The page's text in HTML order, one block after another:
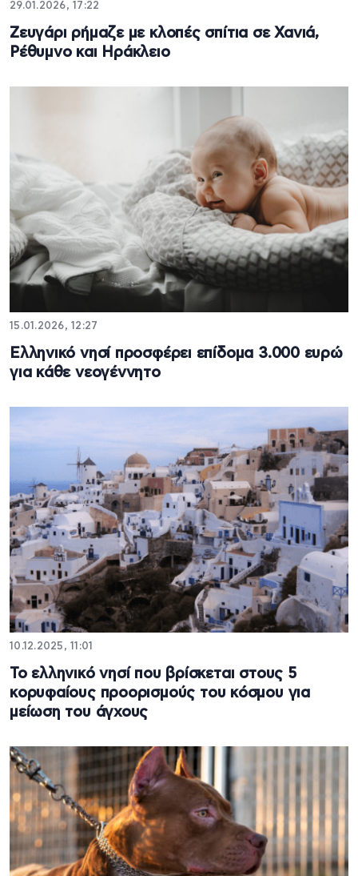
29.01.2026, 17:22
Ζευγάρι ρήμαζε με κλοπές σπίτια σε Χανιά,
Ρέθυμνο και Ηράκλειο
15.01.2026, 12:27
Ελληνικό νησί προσφέρει επίδομα 3.000 ευρώ
για κάθε νεογέννητο
10.12.2025, 11:01
Το ελληνικό νησί που βρίσκεται στους 5
κορυφαίους προορισμούς του κόσμου για
μείωση του άγχους